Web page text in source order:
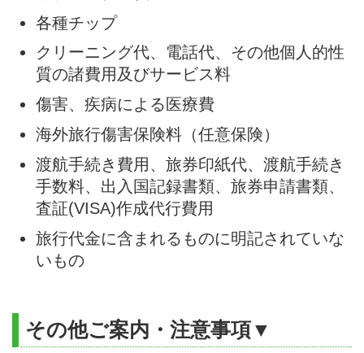
各種チップ
クリーニング代、電話代、その他個人的性
質の諸費用及びサービス料
傷害、疾病による医療費
海外旅行傷害保険料（任意保険）
渡航手続き費用、旅券印紙代、渡航手続き
手数料、出入国記録書類、旅券申請書類、
査証(VISA)作成代行費用
旅行代金に含まれるものに明記されていな
いもの
その他ご案内・注意事項▼